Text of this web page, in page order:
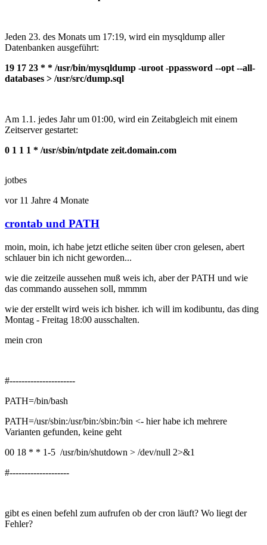
Jeden 23. des Monats um 17:19, wird ein mysqldump aller
Datenbanken ausgeführt:
19 17 23 * * /usr/bin/mysqldump -uroot -ppassword --opt --all-
databases > /usr/src/dump.sql
Am 1.1. jedes Jahr um 01:00, wird ein Zeitabgleich mit einem
Zeitserver gestartet:
0 1 1 1 * /usr/sbin/ntpdate zeit.domain.com
jotbes
vor 11 Jahre 4 Monate
crontab und PATH
moin, moin, ich habe jetzt etliche seiten über cron gelesen, abert
schlauer bin ich nicht geworden...
wie die zeitzeile aussehen muß weis ich, aber der PATH und wie
das commando aussehen soll, mmmm
wie der erstellt wird weis ich bisher. ich will im kodibuntu, das ding
Montag - Freitag 18:00 ausschalten.
mein cron
#----------------------
PATH=/bin/bash
PATH=/usr/sbin:/usr/bin:/sbin:/bin <- hier habe ich mehrere
Varianten gefunden, keine geht
00 18 * * 1-5 /usr/bin/shutdown > /dev/null 2>&1
#--------------------
gibt es einen befehl zum aufrufen ob der cron läuft? Wo liegt der
Fehler?